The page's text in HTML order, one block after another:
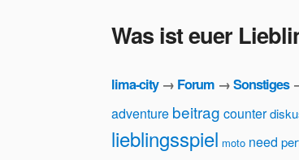
Was ist euer
lima-city→ Forum →Sonstiges
adventure beitrag counter
lieblingsspiel moto need